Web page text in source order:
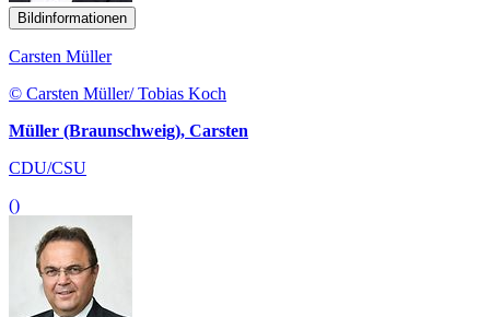
Bildinformationen
Carsten Müller
© Carsten Müller/ Tobias Koch
Müller (Braunschweig), Carsten
CDU/CSU
()